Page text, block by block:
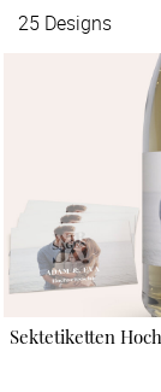
25 Designs
Sektetiketten